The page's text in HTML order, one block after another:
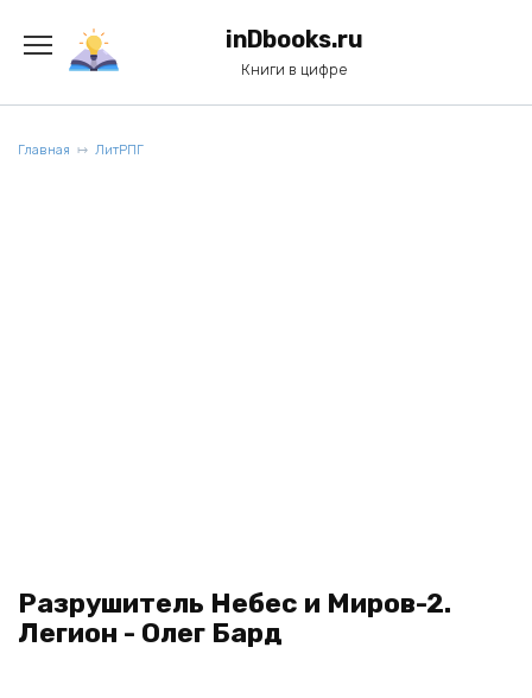
содержанию
inDbooks.ru
Книги в цифре
Главная ЛитРПГ
Разрушитель Небес и Миров-2.
Легион - Олег Бард